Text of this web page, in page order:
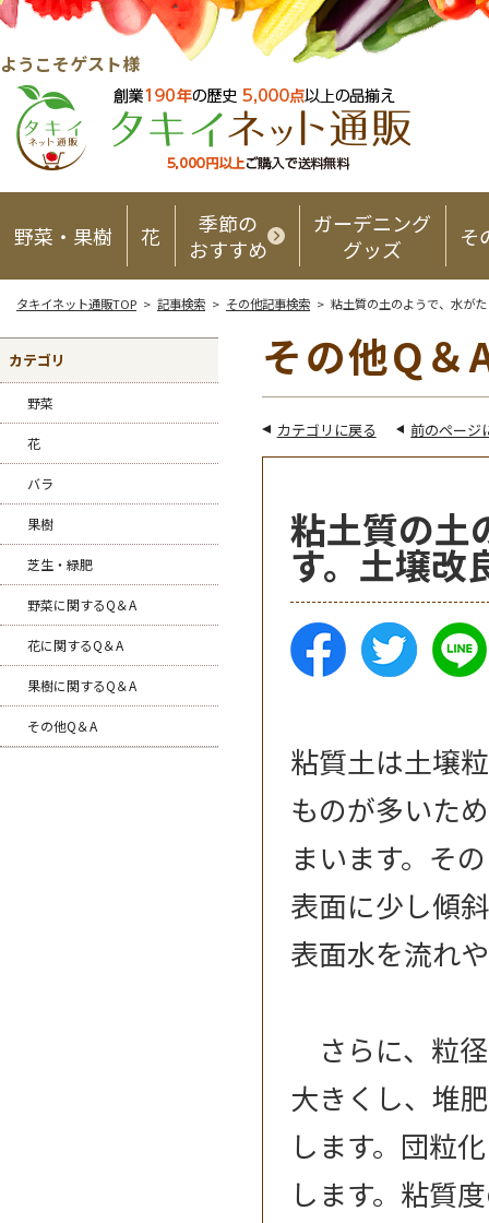
ようこそゲスト様
野菜・果樹 花
季節の
おすすめ
ガーデニング
グッズ
そ
タキイネット通販TOP > 記事検索 > その他記事検索 > 粘土質の土のようで、水が
カテゴリ
野菜
花
バラ
果樹
芝生・緑肥
野菜に関するQ＆A
花に関するQ＆A
果樹に関するQ＆A
その他Q＆A
その他Q＆
カテゴリに戻る 前のページ
粘土質の土
す。土壌改
粘質土は土壌
ものが多いた
まいます。そ
表面に少し傾
表面水を流れ
さらに、粒
大きくし、堆
します。団粒
します。粘質